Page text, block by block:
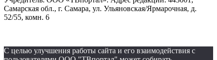
Самарская обл., г. Самара, ул. Ульяновская/Ярмарочная, д.
52/55, комн. 6
С целью улучшения работы сайта и его взаимодействия с